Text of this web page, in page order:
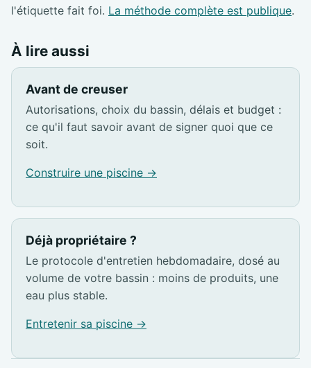
l'étiquette fait foi. La méthode complète est publique.
À lire aussi
Avant de creuser
Autorisations, choix du bassin, délais et budget :
ce qu'il faut savoir avant de signer quoi que ce
soit.
Construire une piscine →
Déjà propriétaire ?
Le protocole d'entretien hebdomadaire, dosé au
volume de votre bassin : moins de produits, une
eau plus stable.
Entretenir sa piscine →